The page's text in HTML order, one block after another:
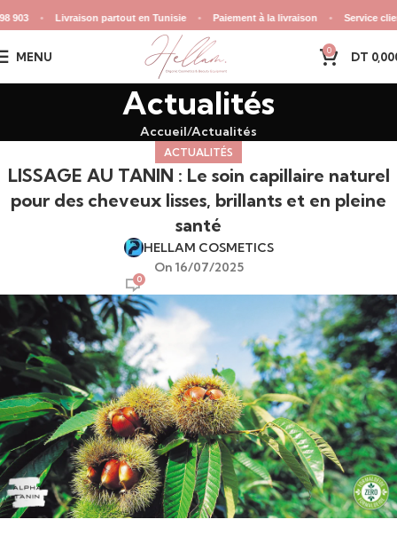
MENU 0 DT
Actualités
Accueil Actualités
ACTUALITÉS
LISSAGE AU TANIN : Le soin capillaire naturel
pour des cheveux lisses, brillants et en pleine
santé
HELLAM COSMETICS
On 16/07/2025
0
• Livraison partout en Tunisie • Paiement à la livraison • Service client 7j/7